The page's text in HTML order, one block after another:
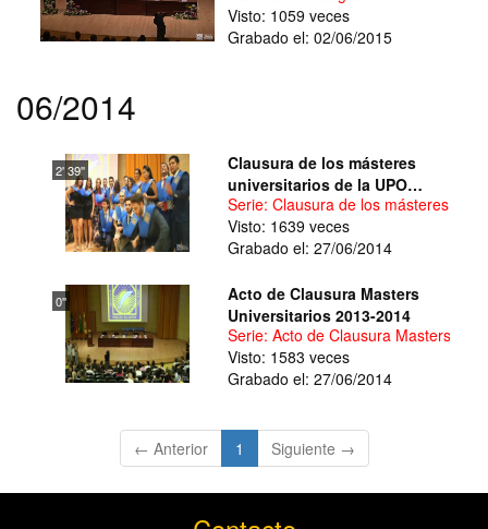
Visto: 1059 veces
Grabado el: 02/06/2015
06/2014
2' 39''
Clausura de los másteres
universitarios de la UPO
2013/2014
Serie: Clausura de los másteres
Visto: 1639 veces
Grabado el: 27/06/2014
0''
Acto de Clausura Masters
Universitarios 2013-2014
Serie: Acto de Clausura Masters
Visto: 1583 veces
Grabado el: 27/06/2014
← Anterior 1 (current)
Siguiente →